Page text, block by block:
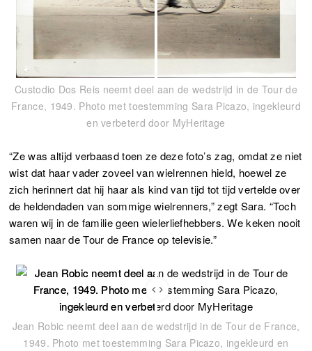
Custodio Dos Reis neemt deel aan de wedstrijd in de Tour de
France, 1949. Photo met toestemming Sara Picazo, ingekleurd
en verbeterd door MyHeritage
“Ze was altijd verbaasd toen ze deze foto’s zag, omdat ze niet
wist dat haar vader zoveel van wielrennen hield, hoewel ze
zich herinnert dat hij haar als kind van tijd tot tijd vertelde over
de heldendaden van sommige wielrenners,” zegt Sara. “Toch
waren wij in de familie geen wielerliefhebbers. We keken nooit
samen naar de Tour de France op televisie.”
Jean Robic neemt deel aan de wedstrijd in de Tour de France,
1949. Photo met toestemming Sara Picazo, ingekleurd en